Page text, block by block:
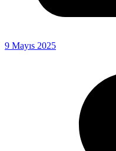
9 Mayıs 2025